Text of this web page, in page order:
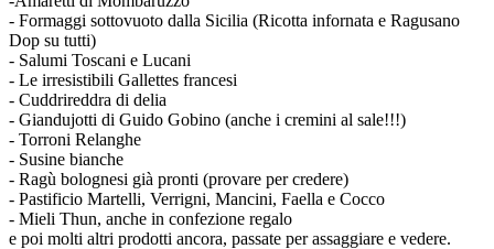
- Formaggi sottovuoto dalla Sicilia (Ricotta infornata e Ragusano
Dop su tutti)
- Salumi Toscani e Lucani
- Le irresistibili Gallettes francesi
- Cuddrireddra di delia
- Giandujotti di Guido Gobino (anche i cremini al sale!!!)
- Torroni Relanghe
- Susine bianche
- Ragù bolognesi già pronti (provare per credere)
- Pastificio Martelli, Verrigni, Mancini, Faella e Cocco
- Mieli Thun, anche in confezione regalo
e poi molti altri prodotti ancora, passate per assaggiare e vedere.